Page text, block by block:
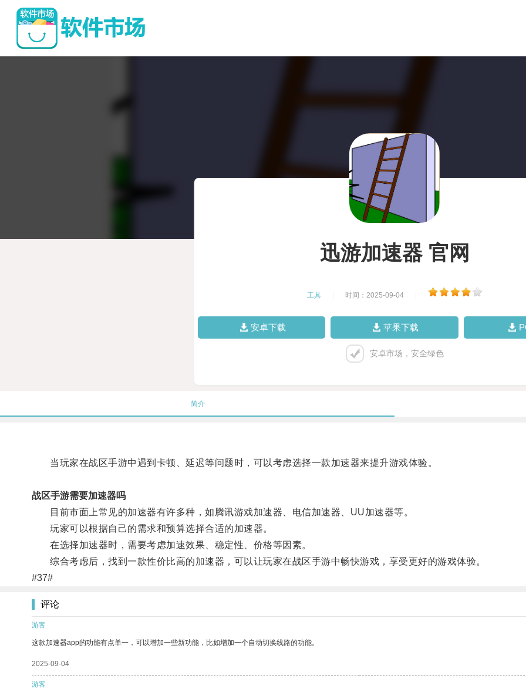
迅游加速器 官网
工具 时间：2025-09-04
安卓下载 苹果下载
安卓市场，安全绿色
简介
当玩家在战区手游中遇到卡顿、延迟等问题时，可以考虑选择一款加速器来提升游戏体验。
战区手游需要加速器吗
目前市面上常见的加速器有许多种，如腾讯游戏加速器、电信加速器、UU加速器等。
玩家可以根据自己的需求和预算选择合适的加速器。
在选择加速器时，需要考虑加速效果、稳定性、价格等因素。
综合考虑后，找到一款性价比高的加速器，可以让玩家在战区手游中畅快游戏，享受更好的游戏体验。
#37#
评论
游客
这款加速器app的功能有点单一，可以增加一些新功能，比如增加一个自动切换线路的功能。
2025-09-04
游客